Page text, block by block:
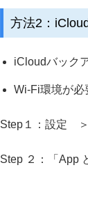
方法2：
iCloudバック
Wi-Fi環境が必
Step１：設定
Step ２：「App